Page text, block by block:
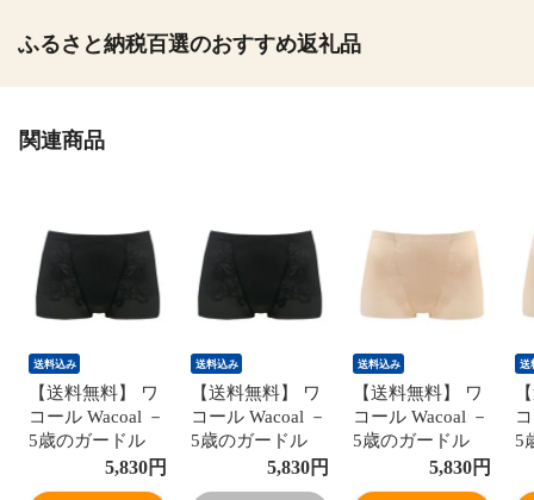
ふるさと納税百選のおすすめ返礼品
関連商品
送料込み
【送料無料】 ワ
コール Wacoal －
5歳のガードル
ジャストウエス
ト ショート丈 ヒ
5,830円
送料込み
【送料無料】 ワ
コール Wacoal －
5歳のガードル
ジャストウエス
ト ショート丈 ヒ
5,830円
送料込み
【送料無料】 ワ
コール Wacoal －
5歳のガードル
ジャストウエス
ト ショート丈 ヒ
5,830円
送
5